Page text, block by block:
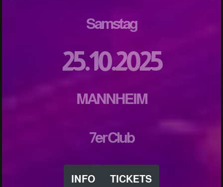
Samstag
25.10.2025
MANNHEIM
7er Club
INFO TICKETS